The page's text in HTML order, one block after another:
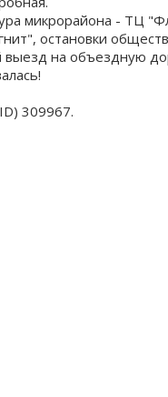
микрорайона - ТЦ
остановки
на объездную
309967.